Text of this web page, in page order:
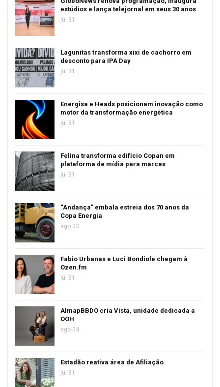
estúdios e lança telejornal em seus 30 anos
jul 31
Lagunitas transforma xixi de cachorro em
desconto para IPA Day
jul 31
Energisa e Heads posicionam inovação como
motor da transformação energética
jul 31
Felina transforma edifício Copan em
plataforma de mídia para marcas
jul 31
“Andança” embala estreia dos 70 anos da
Copa Energia
ago 03
Fabio Urbanas e Luci Bondiole chegam à
Ozen.fm
jul 31
AlmapBBDO cria Vista, unidade dedicada a
OOH
ago 04
Estadão reativa área de Afiliação
jul 31